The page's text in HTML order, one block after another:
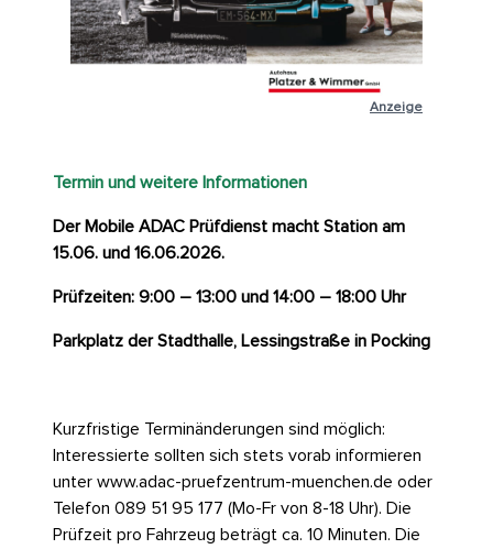
Anzeige
Termin und weitere Informationen
Der Mobile ADAC Prüfdienst macht Station am
15.06. und 16.06.2026.
Prüfzeiten: 9:00 – 13:00 und 14:00 – 18:00 Uhr
Parkplatz der Stadthalle, Lessingstraße in Pocking
Kurzfristige Terminänderungen sind möglich:
Interessierte sollten sich stets vorab informieren
unter www.adac-pruefzentrum-muenchen.de oder
Telefon 089 51 95 177 (Mo-Fr von 8-18 Uhr). Die
Prüfzeit pro Fahrzeug beträgt ca. 10 Minuten. Die